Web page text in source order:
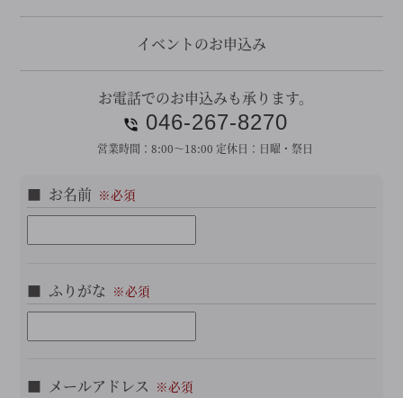
イベントのお申込み
お電話でのお申込みも承ります。
046-267-8270
営業時間：8:00～18:00 定休日： 日曜・祭日
お名前
ふりがな
メールアドレス